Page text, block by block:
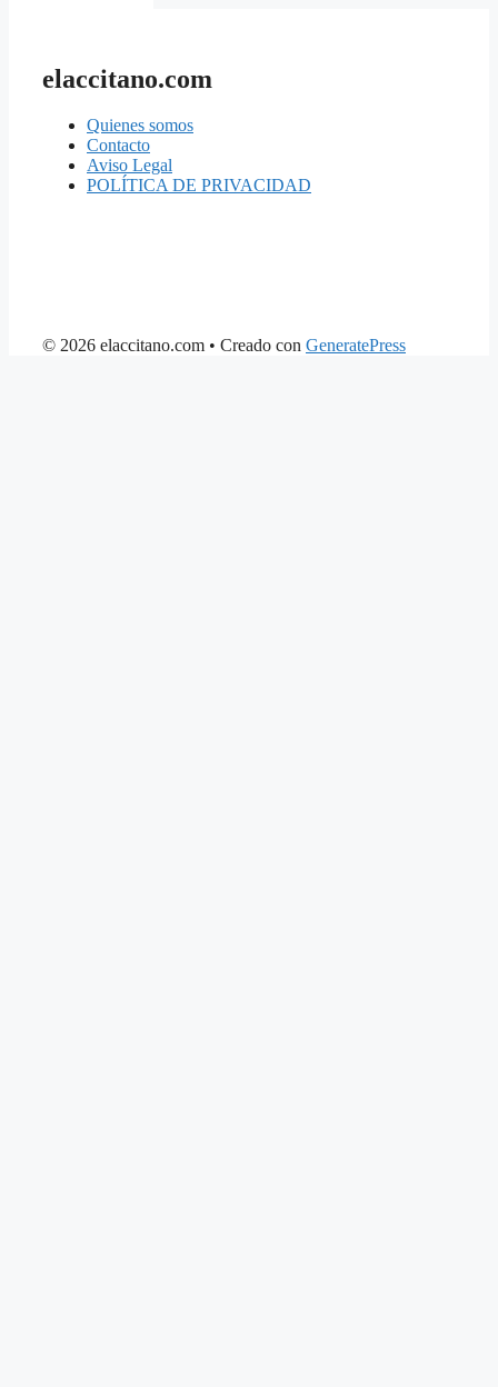
elaccitano.com
Quienes somos
Contacto
Aviso Legal
POLÍTICA DE PRIVACIDAD
© 2026 elaccitano.com • Creado con GeneratePress